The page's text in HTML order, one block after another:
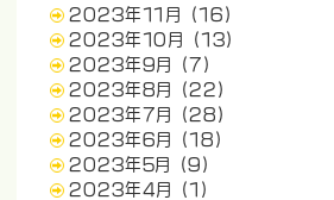
2023年11月
(16)
2023年10月
(13)
2023年9月
(7)
2023年8月
(22)
2023年7月
(28)
2023年6月
(18)
2023年5月
(9)
2023年4月
(1)